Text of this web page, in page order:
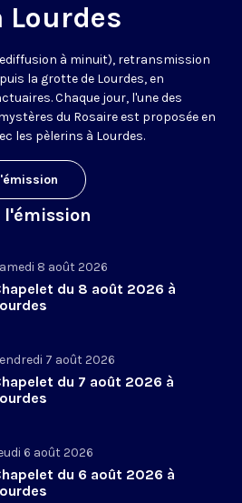
Lourdes
à minuit), retransmission
la grotte de Lourdes, en
Chaque jour, l'une des
du Rosaire est proposée en
les pèlerins à Lourdes.
l'émission
8 août 2026
du 8 août 2026 à
7 août 2026
du 7 août 2026 à
6 août 2026
du 6 août 2026 à